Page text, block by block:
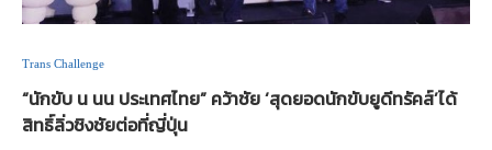
Trans Challenge
“นักขับ น นน ประเทศไทย” คว้าชัย ‘สุดยอดนักขับยูดีทรัคส์’ได้
สิทธิ์ลิ่วชิงชัยต่อที่ญี่ปุ่น